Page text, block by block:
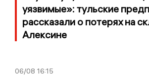
уязвимые»: тульские
рассказали о потерях на
Алексине
06/08 16:15